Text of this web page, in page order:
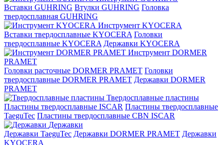
Вставки GUHRING Втулки GUHRING Головка
твердосплавная GUHRING
Инструмент KYOCERA
Вставки твердосплавные KYOCERA Головки
твердосплавные KYOCERA Державки KYOCERA
Инструмент DORMER
PRAMET
Головки расточные DORMER PRAMET Головки
твердосплавные DORMER PRAMET Державки DORMER
PRAMET
Твердосплавные пластины
Пластины твердосплавные ISCAR Пластины твердосплавные
TaeguTec Пластины твердосплавные CBN ISCAR
Державки
Державки TaeguTec Державки DORMER PRAMET Державки
KYOCERA